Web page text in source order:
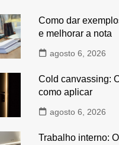
Como dar
e melhorar a nota
agosto 6, 2026
Cold canvassing:
como aplicar
agosto 6, 2026
Trabalho interno: